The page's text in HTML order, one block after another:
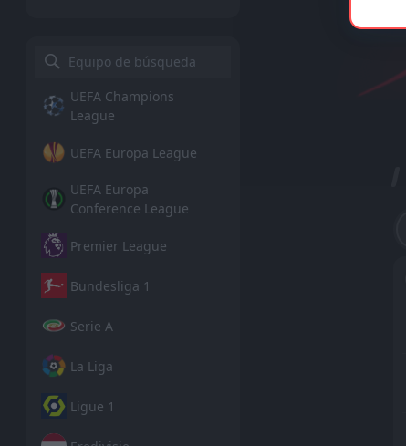
UEFA Champions
League
UEFA Europa League
UEFA Europa
Conference League
Premier League
Bundesliga 1
Serie A
La Liga
Ligue 1